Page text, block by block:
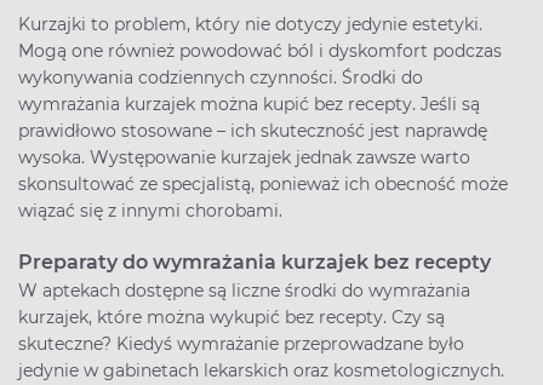
Kurzajki to problem, który nie dotyczy jedynie estetyki.
Mogą one również powodować ból i dyskomfort podczas
wykonywania codziennych czynności. Środki do
wymrażania kurzajek można kupić bez recepty. Jeśli są
prawidłowo stosowane – ich skuteczność jest naprawdę
wysoka. Występowanie kurzajek jednak zawsze warto
skonsultować ze specjalistą, ponieważ ich obecność może
wiązać się z innymi chorobami.
Preparaty do wymrażania kurzajek bez recepty
W aptekach dostępne są liczne środki do wymrażania
kurzajek, które można wykupić bez recepty. Czy są
skuteczne? Kiedyś wymrażanie przeprowadzane było
jedynie w gabinetach lekarskich oraz kosmetologicznych.